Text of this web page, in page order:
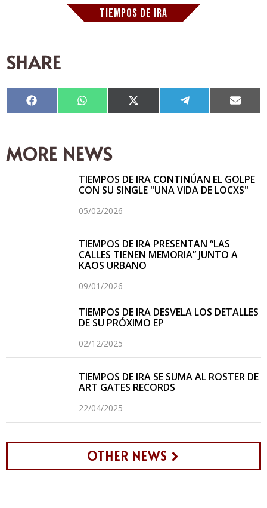
TIEMPOS DE IRA
SHARE
Compartir
en
Compartir
en
Compartir
en
Compartir
en en
MORE NEWS
TIEMPOS DE IRA CONTINÚAN EL GOLPE
CON SU SINGLE "UNA VIDA DE LOCXS"
05/02/2026
TIEMPOS DE IRA PRESENTAN “LAS
CALLES TIENEN MEMORIA” JUNTO A
KAOS URBANO
09/01/2026
TIEMPOS DE IRA DESVELA LOS DETALLES
DE SU PRÓXIMO EP
02/12/2025
TIEMPOS DE IRA SE SUMA AL ROSTER DE
ART GATES RECORDS
22/04/2025
OTHER NEWS